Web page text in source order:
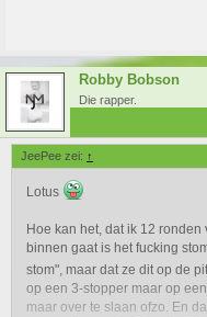
Robby Bobson
Die rapper.
JeePee zei: ↑
Lotus
Hoe kan het, dat ik 12
binnen gaat is het fucking
stom", maar dat ze dit op de
op een 3-stopper maar op
maar over te slaan ofzo. En